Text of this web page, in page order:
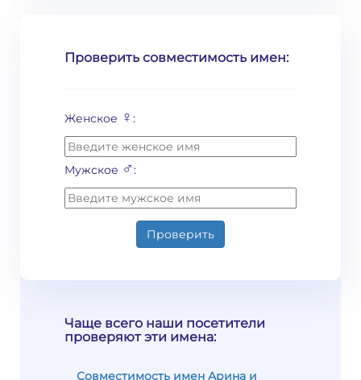
Проверить совместимость имен:
Женское ♀ :
Мужское ♂:
Проверить
Чаще всего наши посетители
проверяют эти имена:
Совместимость имен Арина и